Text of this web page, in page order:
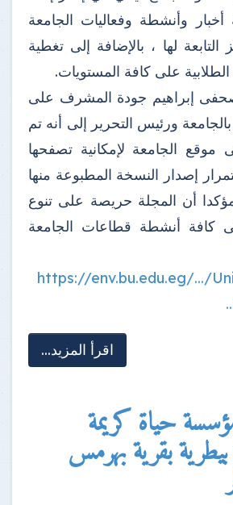
وأنشطة وفعاليات الجامعة
التابعة لها ، بالإضافة إلى تغطية
على كافة المستويات.
إبراهيم جودة المشرف على
ورئيس التحرير إلى أنه تم
موقع الجامعة لإمكانية تصفحها
إصدار النسخة المطبوعة منها
أن المجلة حريصة على تنوع
كافة أنشطة قطاعات الجامعة
https://env.bu.edu.eg/.../
اقرأ المزيد...
حياة كريمة
بقرية بهرمس